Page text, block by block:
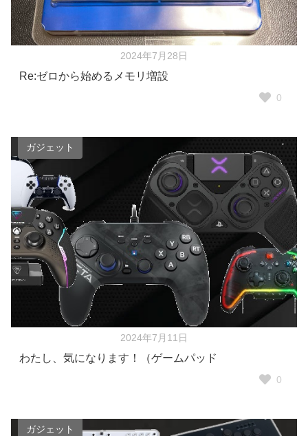
2024年7月28日
Re:ゼロから始めるメモリ増設
0
ガジェット
2024年7月11日
わたし、気になります！（ゲームパッド
0
ガジェット